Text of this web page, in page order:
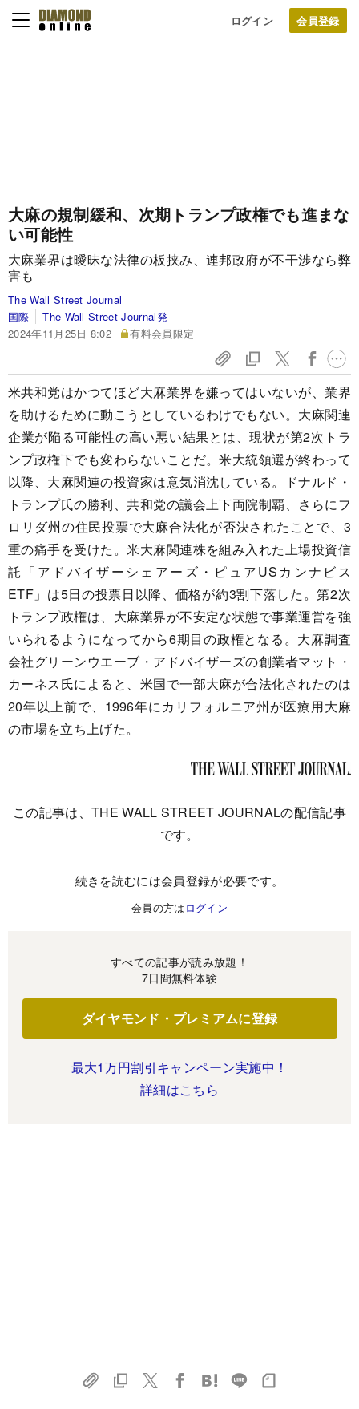
ログイン
大麻の規制緩和、次期トランプ政権でも進まな
い可能性
大麻業界は曖昧な法律の板挟み、連邦政府が不干渉なら弊
害も
The Wall Street Journal
国際
The Wall Street Journal発
2024年11月25日 8:02
有料会員限定
米共和党はかつてほど大麻業界を嫌ってはいないが、業界
を助けるために動こうとしているわけでもない。大麻関連
企業が陥る可能性の高い悪い結果とは、現状が第2次トラ
ンプ政権下でも変わらないことだ。米大統領選が終わって
以降、大麻関連の投資家は意気消沈している。ドナルド・
トランプ氏の勝利、共和党の議会上下両院制覇、さらにフ
ロリダ州の住民投票で大麻合法化が否決されたことで、3
重の痛手を受けた。米大麻関連株を組み入れた上場投資信
託「アドバイザーシェアーズ・ピュアUSカンナビス
ETF」は5日の投票日以降、価格が約3割下落した。第2次
トランプ政権は、大麻業界が不安定な状態で事業運営を強
いられるようになってから6期目の政権となる。大麻調査
会社グリーンウエーブ・アドバイザーズの創業者マット・
カーネス氏によると、米国で一部大麻が合法化されたのは
20年以上前で、1996年にカリフォルニア州が医療用大麻
の市場を立ち上げた。
この記事は、THE WALL STREET JOURNALの配信記事
です。
続きを読むには会員登録が必要です。
会員の方は ログイン
すべての記事が読み放題！
7日間無料体験
ダイヤモンド・プレミアムに登録
最大1万円割引キャンペーン実施中！
詳細はこちら